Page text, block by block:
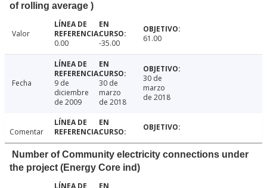
of rolling average )
Valor
0.00
-35.00 61.00
Fecha
9 de
diciembre
de 2009
30 de
marzo
de 2018
30 de
marzo
de 2018
Comentar
Number of Community electricity connections under
the project (Energy Core ind)